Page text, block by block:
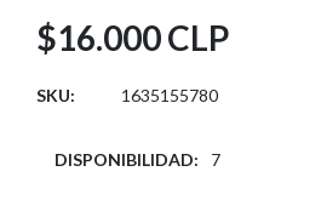
$16.000 CLP
SKU: 1635155780
DISPONIBILIDAD: 7